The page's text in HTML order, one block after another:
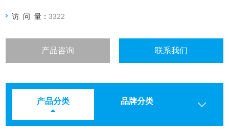
访 问 量：3322
产品咨询 联系我们
产品分类 品牌分类